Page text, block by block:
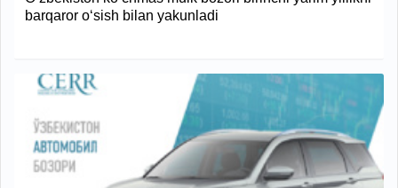
barqaror o‘sish bilan yakunladi